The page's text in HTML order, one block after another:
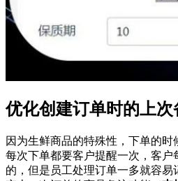
优化创建订单时的上次
因为生鲜商品的特殊性，下单的
每次下单都要客户提醒一次，客户
的，但是员工处理订单一多就容